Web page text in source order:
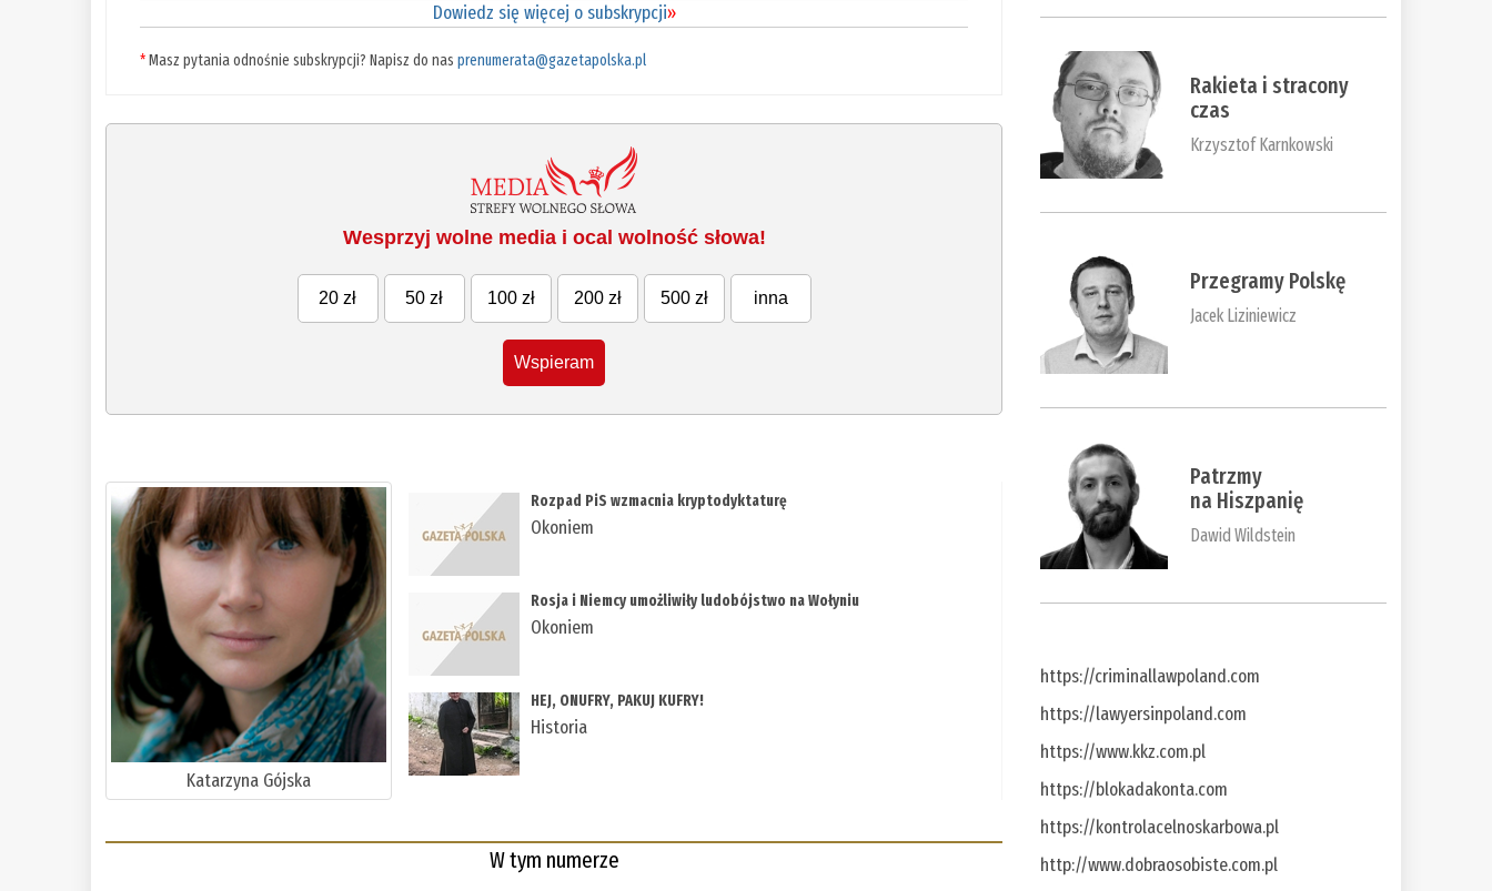
Dowiedz się więcej o subskrypcji»
*Masz pytania odnośnie subskrypcji? Napisz do nasprenumerata@gazetapolska.pl
Wesprzyj wolne media i ocal wolność słowa!
20 zł 50 zł 100 zł 200 zł 500 zł inna
Wspieram
Katarzyna Gójska
Rozpad PiS wzmacnia kryptodyktaturę
Okoniem
Rosja i Niemcy umożliwiły ludobójstwo na Wołyniu
Okoniem
HEJ, ONUFRY, PAKUJ KUFRY!
Historia
W tym numerze
Rakieta i stracony
czas
Krzysztof Karnkowski
Przegramy Polskę
Jacek Liziniewicz
Patrzmy
na Hiszpanię
Dawid Wildstein
https://criminallawpoland.com
https://lawyersinpoland.com
https://www.kkz.com.pl
https://blokadakonta.com
https://kontrolacelnoskarbowa.pl
http://www.dobraosobiste.com.pl